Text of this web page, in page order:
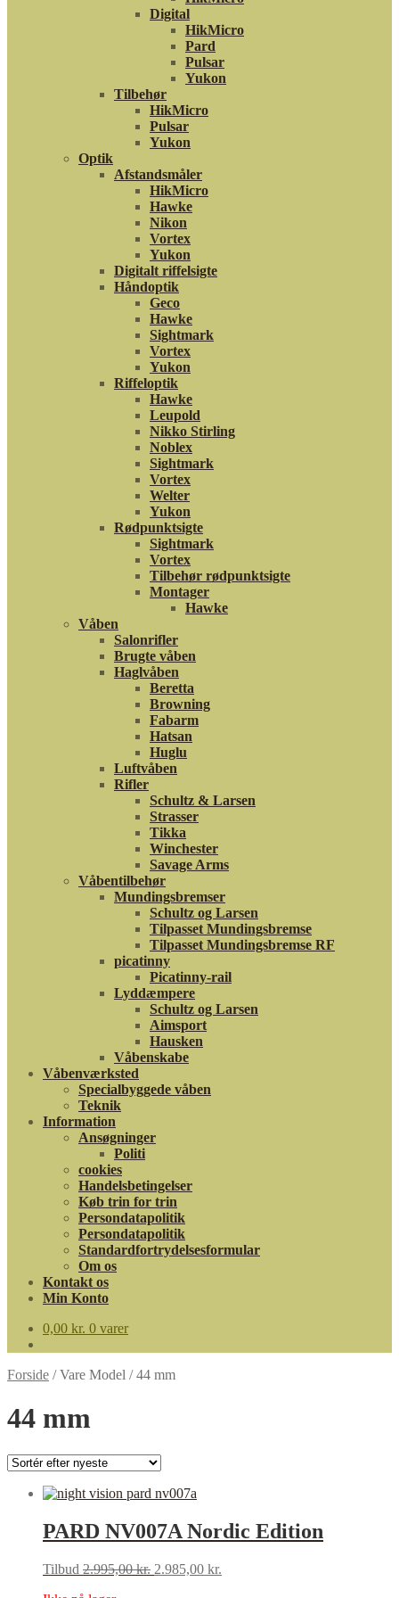
Digital
HikMicro
Pard
Pulsar
Yukon
Tilbehør
HikMicro
Pulsar
Yukon
Optik
Afstandsmåler
HikMicro
Hawke
Nikon
Vortex
Yukon
Digitalt riffelsigte
Håndoptik
Geco
Hawke
Sightmark
Vortex
Yukon
Riffeloptik
Hawke
Leupold
Nikko Stirling
Noblex
Sightmark
Vortex
Welter
Yukon
Rødpunktsigte
Sightmark
Vortex
Tilbehør rødpunktsigte
Montager
Hawke
Våben
Salonrifler
Brugte våben
Haglvåben
Beretta
Browning
Fabarm
Hatsan
Huglu
Luftvåben
Rifler
Schultz & Larsen
Strasser
Tikka
Winchester
Savage Arms
Våbentilbehør
Mundingsbremser
Schultz og Larsen
Tilpasset Mundingsbremse
Tilpasset Mundingsbremse RF
picatinny
Picatinny-rail
Lyddæmpere
Schultz og Larsen
Aimsport
Hausken
Våbenskabe
Våbenværksted
Specialbyggede våben
Teknik
Information
Ansøgninger
Politi
cookies
Handelsbetingelser
Køb trin for trin
Persondatapolitik
Persondatapolitik
Standardfortrydelsesformular
Om os
Kontakt os
Min Konto
0,00 kr. 0 varer
Forside /Vare Model /44 mm
44 mm
PARD NV007A Nordic Edition
Tilbud 2.995,00kr. Original
2.985,00 kr.